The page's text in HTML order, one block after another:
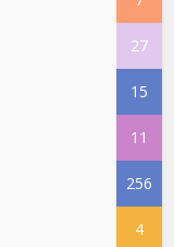
27
15
11
256
4